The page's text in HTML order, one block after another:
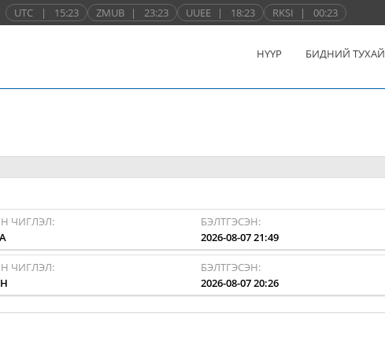
UTC | 15:23 ZMUB | 23:23 UUEE | 18:23 RKSI | 00:23
НҮҮР БИДНИЙ ТУХАЙ
ЧИГЛЭЛ:
БЭЛТГЭСЭН:
2026-08-07 21:49
ЧИГЛЭЛ:
БЭЛТГЭСЭН:
2026-08-07 20:26